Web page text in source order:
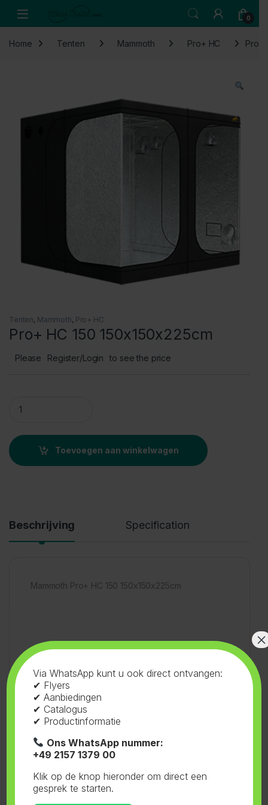
Open 0
Home Tenten Mammoth Pro+ HC Pro+
Tenten, Mammoth, Pro+ HC
Pro+ HC 150 150x150x225cm
Please Register/Login to see the price
Toevoegen aan winkelwagen
Beschrijving Specification
Mammoth Pro+ HC 150 150x150x225cm
SKU:71.506 Categorieën:Tenten,
Mammoth,
Via WhatsApp kunt u ook direct ontvangen:
✔ Flyers
✔ Aanbiedingen
✔ Catalogus
✔ Productinformatie
Ons WhatsApp nummer:
+49 2157 1379 00
Klik op de knop hieronder om direct een
gesprek te starten.
×